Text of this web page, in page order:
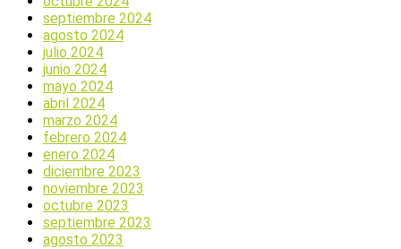
septiembre 2024
agosto 2024
julio 2024
junio 2024
mayo 2024
abril 2024
marzo 2024
febrero 2024
enero 2024
diciembre 2023
noviembre 2023
octubre 2023
septiembre 2023
agosto 2023